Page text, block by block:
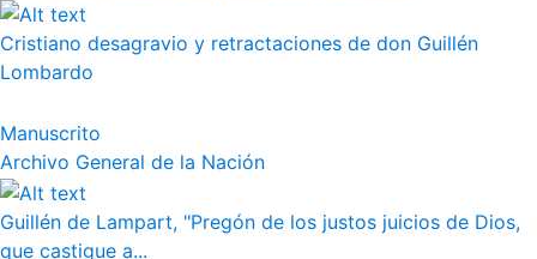
Cristiano desagravio y retractaciones de don Guillén
Lombardo
Manuscrito
Archivo General de la Nación
Guillén de Lampart, "Pregón de los justos juicios de Dios,
que castigue a...